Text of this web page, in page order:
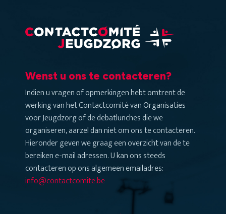
Wenst u ons te contacteren?
Indien u vragen of opmerkingen hebt omtrent de
werking van het Contactcomité van Organisaties
voor Jeugdzorg of de debatlunches die we
organiseren, aarzel dan niet om ons te contacteren.
Hieronder geven we graag een overzicht van de te
bereiken e-mail adressen. U kan ons steeds
contacteren op ons algemeen emailadres:
info@contactcomite.be